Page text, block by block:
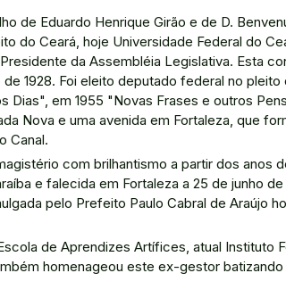
de Eduardo Henrique Girão e de D.
do Ceará, hoje Universidade Federal do
da Assembléia Legislativa. Esta
1928. Foi eleito deputado federal no pleito
em 1955 "Novas Frases e outros
Nova e uma avenida em Fortaleza, que
Canal.
com brilhantismo a partir dos anos
e falecida em Fortaleza a 25 de junho de
pelo Prefeito Paulo Cabral de Araújo
de Aprendizes Artífices, atual Instituto
homenageou este ex-gestor